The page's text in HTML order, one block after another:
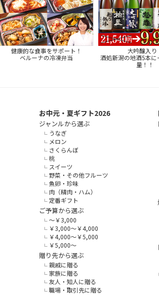
健康的な食事をサポート！
ベルーナの冷凍弁当
大吟醸入り
酒処新潟の地酒5本
量！！
お中元・夏ギフト2026
ジャンルから選ぶ
うなぎ
メロン
さくらんぼ
桃
スイーツ
野菜・その他フルーツ
魚卵・珍味
肉（精肉・ハム）
定番ギフト
ご予算から選ぶ
～￥3,000
￥3,000～￥4,000
￥4,000～￥5,000
￥5,000～
贈り先から選ぶ
親戚に贈る
家族に贈る
友人・知人に贈る
職場・取引先に贈る